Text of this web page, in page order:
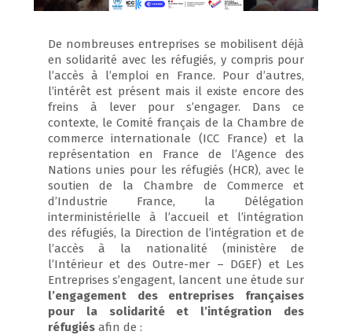
De nombreuses entreprises se mobilisent déjà
en solidarité avec les réfugiés, y compris pour
l’accès à l’emploi en France. Pour d’autres,
l’intérêt est présent mais il existe encore des
freins à lever pour s’engager. Dans ce
contexte, le Comité français de la Chambre de
commerce internationale (ICC France) et la
représentation en France de l’Agence des
Nations unies pour les réfugiés (HCR), avec le
soutien de la Chambre de Commerce et
d’Industrie France, la Délégation
interministérielle à l’accueil et l’intégration
des réfugiés, la Direction de l’intégration et de
l’accès à la nationalité (ministère de
l’Intérieur et des Outre-mer – DGEF) et Les
Entreprises s’engagent, lancent une étude sur
l’engagement des entreprises françaises
pour la solidarité et l’intégration des
réfugiésafin de :